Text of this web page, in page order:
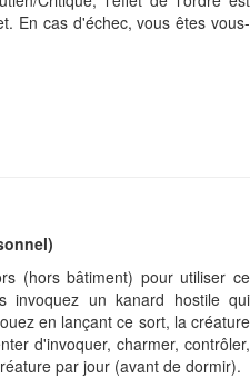
En cas d'échec, vous êtes vous-
(hors bâtiment) pour utiliser ce
invoquez un kanard hostile qui
en lançant ce sort, la créature
d'invoquer, charmer, contrôler,
par jour (avant de dormir).